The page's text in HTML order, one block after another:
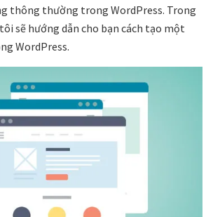
thông thường trong WordPress. Trong
sẽ hướng dẫn cho bạn cách tạo một
WordPress.